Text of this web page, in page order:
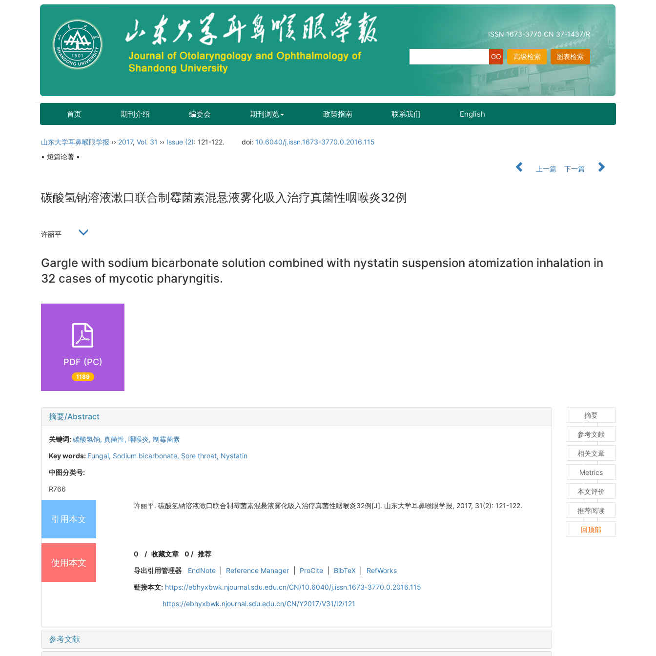
ISSN 1673-3770 CN 37-1437/R
图表检索
高级检索
首页 期刊介绍 编委会 期刊浏览 政策指南 联系我们 English
山东大学耳鼻喉眼学报 ›› 2017, Vol. 31 ›› Issue (2): 121-122. doi: 10.6040/j.issn.1673-3770.0.2016.115
• 短篇论著 •
上一篇
下一篇
碳酸氢钠溶液漱口联合制霉菌素混悬液雾化吸入治疗真菌性咽喉炎32例
许丽平
Gargle with sodium bicarbonate solution combined with nystatin suspension atomization inhalation in
32 cases of mycotic pharyngitis.
PDF (PC)
1189
摘要/Abstract
关键词:碳酸氢钠, 真菌性, 咽喉炎, 制霉菌素
Key words: Fungal, Sodium bicarbonate, Sore throat, Nystatin
中图分类号:
R766
引用本文
许丽平. 碳酸氢钠溶液漱口联合制霉菌素混悬液雾化吸入治疗真菌性咽喉炎32例[J]. 山东大学耳鼻喉眼学报, 2017, 31(2): 121-122.
使用本文
0 /收藏文章 0 / 推荐
导出引用管理器
EndNote Reference Manager ProCite BibTeX
RefWorks
链接本文: https://ebhyxbwk.njournal.sdu.edu.cn/CN/10.6040/j.issn.1673-3770.0.2016.115
https://ebhyxbwk.njournal.sdu.edu.cn/CN/Y2017/V31/I2/121
参考文献
摘要
参考文献
相关文章
Metrics
本文评价
推荐阅读
回顶部